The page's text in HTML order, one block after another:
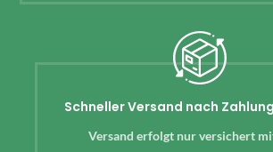
Schneller Versand nach
Versand erfolgt nur versichert